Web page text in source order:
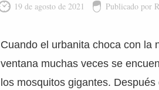
19 de agosto de 2021 Publicado por
Cuando el urbanita choca con la
ventana muchas veces se
los mosquitos gigantes.